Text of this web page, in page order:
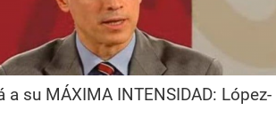
a su MÁXIMA INTENSIDAD: López-